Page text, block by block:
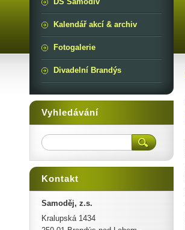
Kalendář akcí & archiv
Fotogalerie
Divadelní Brandýs
Vyhledávání
Kontakt
Samoděj, z.s.
Kralupská 1434